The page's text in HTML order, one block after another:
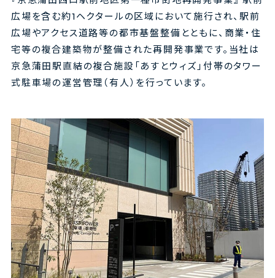
広場を含む約1ヘクタールの区域において施行され、駅前
広場やアクセス道路等の都市基盤整備とともに、商業・住
宅等の複合建築物が整備された再開発事業です。当社は
京急蒲田駅直結の複合施設「あすとウィズ」付帯のタワー
式駐車場の運営管理（有人）を行っています。